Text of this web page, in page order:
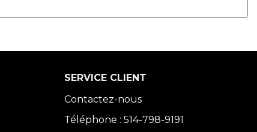
SERVICE CLIENT
Contactez-nous
Téléphone : 514-798-9191